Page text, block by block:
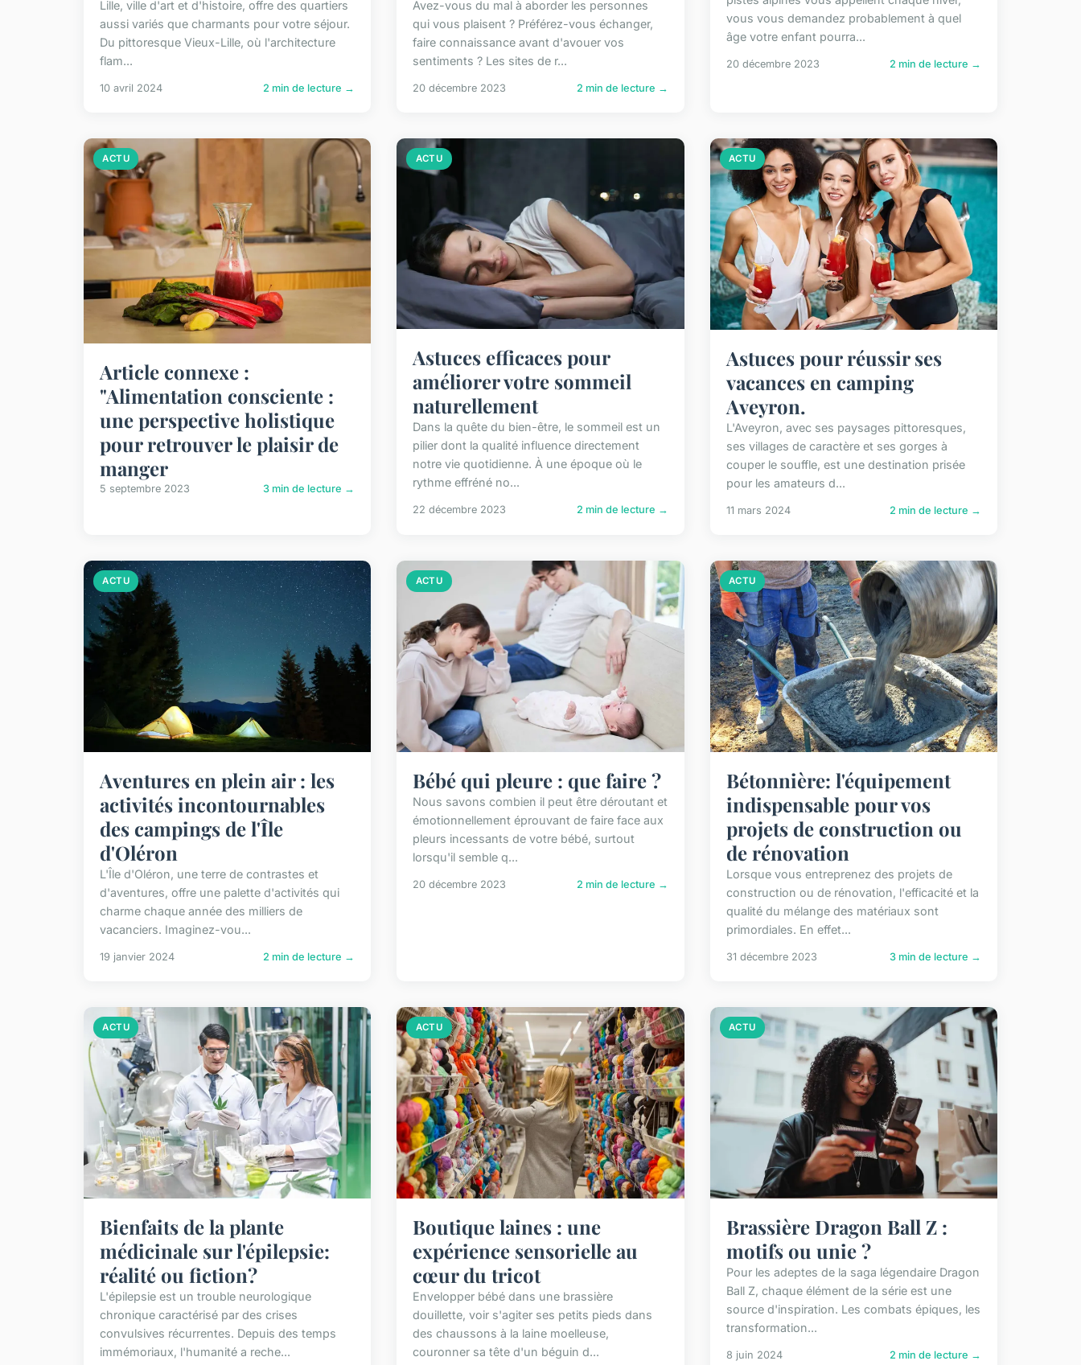
Lille, ville d'art et d'histoire, offre des quartiers
aussi variés que charmants pour votre séjour.
Du pittoresque Vieux-Lille, où l'architecture
flam...
10 avril 2024 2 min de lecture →
Avez-vous du mal à aborder les personnes
qui vous plaisent ? Préférez-vous échanger,
faire connaissance avant d'avouer vos
sentiments ? Les sites de r...
20 décembre 2023 2 min de lecture →
vous vous demandez probablement à quel
âge votre enfant pourra...
20 décembre 2023 2 min de lecture →
ACTU
Article connexe :
"Alimentation consciente :
une perspective holistique
pour retrouver le plaisir de
manger
5 septembre 2023 3 min de lecture →
ACTU
Astuces efficaces pour
améliorer votre sommeil
naturellement
Dans la quête du bien-être, le sommeil est un
pilier dont la qualité influence directement
notre vie quotidienne. À une époque où le
rythme effréné no...
22 décembre 2023 2 min de lecture →
ACTU
Astuces pour réussir ses
vacances en camping
Aveyron.
L'Aveyron, avec ses paysages pittoresques,
ses villages de caractère et ses gorges à
couper le souffle, est une destination prisée
pour les amateurs d...
11 mars 2024 2 min de lecture →
ACTU
Aventures en plein air : les
activités incontournables
des campings de l'Île
d'Oléron
L'Île d'Oléron, une terre de contrastes et
d'aventures, offre une palette d'activités qui
charme chaque année des milliers de
vacanciers. Imaginez-vou...
19 janvier 2024 2 min de lecture →
ACTU
Bébé qui pleure : que faire ?
Nous savons combien il peut être déroutant et
émotionnellement éprouvant de faire face aux
pleurs incessants de votre bébé, surtout
lorsqu'il semble q...
20 décembre 2023 2 min de lecture →
ACTU
Bétonnière: l'équipement
indispensable pour vos
projets de construction ou
de rénovation
Lorsque vous entreprenez des projets de
construction ou de rénovation, l'efficacité et la
qualité du mélange des matériaux sont
primordiales. En effet...
31 décembre 2023 3 min de lecture →
ACTU
Bienfaits de la plante
médicinale sur l'épilepsie:
réalité ou fiction?
L'épilepsie est un trouble neurologique
chronique caractérisé par des crises
convulsives récurrentes. Depuis des temps
immémoriaux, l'humanité a reche...
ACTU
Boutique laines : une
expérience sensorielle au
cœur du tricot
Envelopper bébé dans une brassière
douillette, voir s'agiter ses petits pieds dans
des chaussons à la laine moelleuse,
couronner sa tête d'un béguin d...
ACTU
Brassière Dragon Ball Z :
motifs ou unie ?
Pour les adeptes de la saga légendaire Dragon
Ball Z, chaque élément de la série est une
source d'inspiration. Les combats épiques, les
transformation...
8 juin 2024 2 min de lecture →